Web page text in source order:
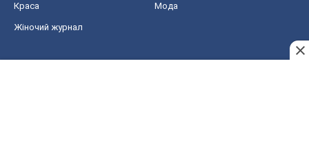
Краса Мода
Жіночий журнал